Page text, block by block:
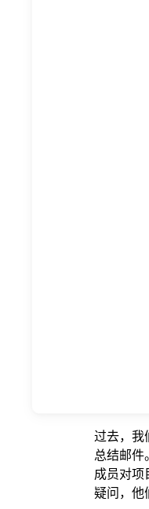
过去，我
总结邮件
成员对项
疑问，他